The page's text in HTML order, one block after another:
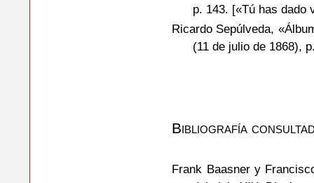
p. 143. [«Tú has
Ricardo Sepúlveda,
(11 de julio de 1868),
Bibliografía
Frank Baasner y